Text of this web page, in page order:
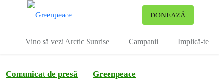
DONEAZĂ
Vino să vezi Arctic Sunrise Campanii Implică-te
Comunicat de presă Greenpeace